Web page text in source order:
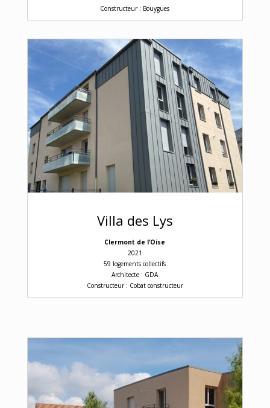
Constructeur : Bouygues
Villa des Lys
Clermont de l’Oise
2021
59 logements collectifs
Architecte : GDA
Constructeur : Cobat constructeur